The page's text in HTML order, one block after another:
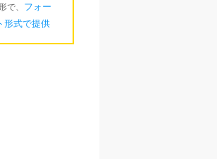
で、 フォー
形式で提供